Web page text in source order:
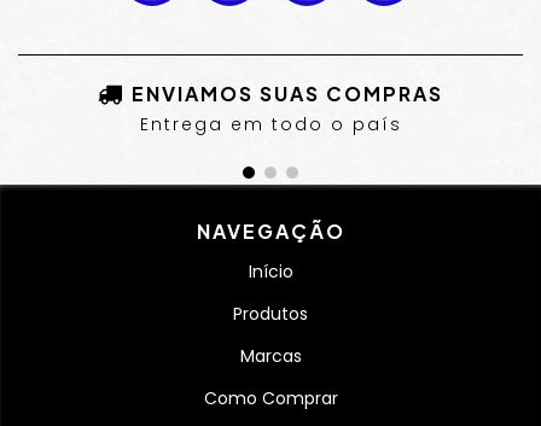
ENVIAMOS SUAS COMPRAS
Entrega em todo o país
NAVEGAÇÃO
Início
Produtos
Marcas
Como Comprar